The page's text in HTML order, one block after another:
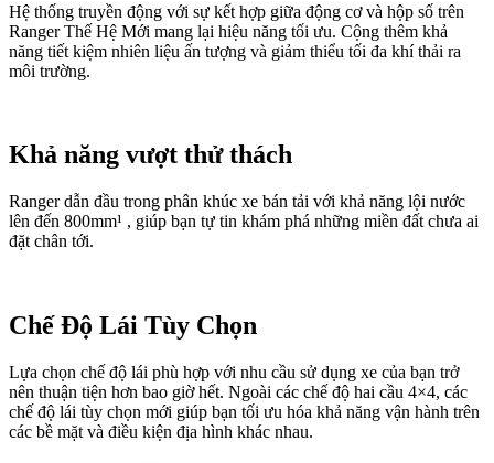
Hệ thống truyền động với sự kết hợp giữa động cơ và hộp số trên
Ranger Thế Hệ Mới mang lại hiệu năng tối ưu. Cộng thêm khả
năng tiết kiệm nhiên liệu ấn tượng và giảm thiểu tối đa khí thải ra
môi trường.
Khả năng vượt thử thách
Ranger dẫn đầu trong phân khúc xe bán tải với khả năng lội nước
lên đến 800mm¹ , giúp bạn tự tin khám phá những miền đất chưa ai
đặt chân tới.
Chế Độ Lái Tùy Chọn
Lựa chọn chế độ lái phù hợp với nhu cầu sử dụng xe của bạn trở
nên thuận tiện hơn bao giờ hết. Ngoài các chế độ hai cầu 4×4, các
chế độ lái tùy chọn mới giúp bạn tối ưu hóa khả năng vận hành trên
các bề mặt và điều kiện địa hình khác nhau.